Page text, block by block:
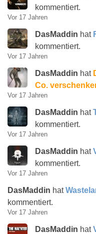
kommentiert.
Vor 17 Jahren
DasMaddin hat
kommentiert.
Vor 17 Jahren
DasMaddin hat
Co.
Vor 17 Jahren
DasMaddin hat
kommentiert.
Vor 17 Jahren
DasMaddin hat
kommentiert.
Vor 17 Jahren
DasMaddin hat
kommentiert.
Vor 17 Jahren
DasMaddin hat